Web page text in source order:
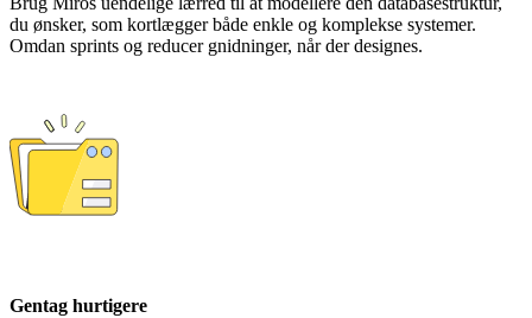
du ønsker, som kortlægger både enkle og komplekse systemer.
Omdan sprints og reducer gnidninger, når der designes.
Gentag hurtigere